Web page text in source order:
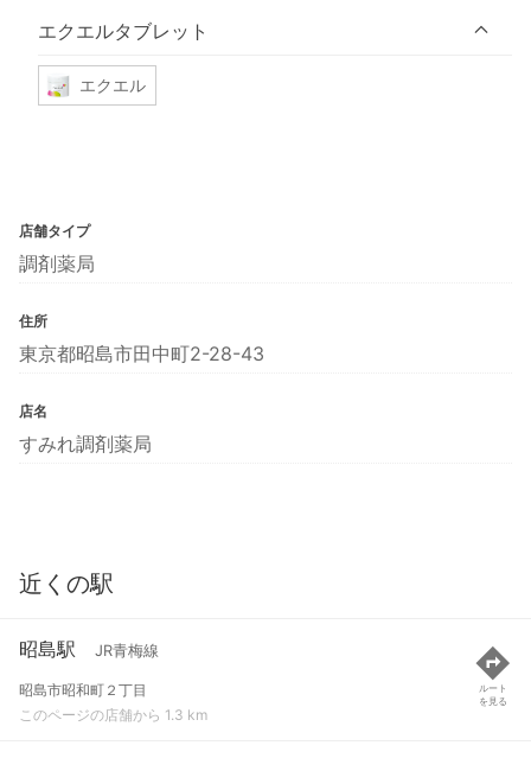
エクエルタブレット
エクエル
店舗タイプ
調剤薬局
住所
東京都昭島市田中町2-28-43
店名
すみれ調剤薬局
近くの駅
昭島駅 JR青梅線
昭島市昭和町２丁目
このページの店舗から 1.3 km
ルート
を見る